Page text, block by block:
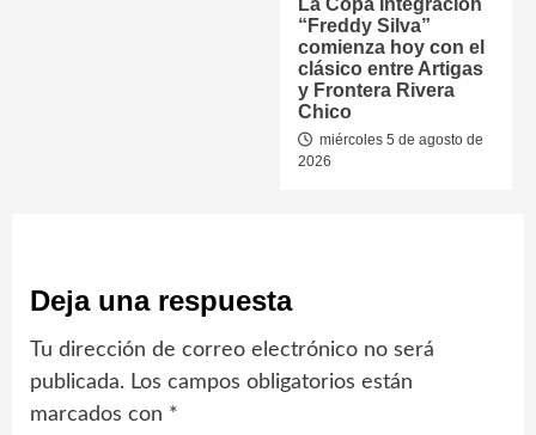
La Copa Integración
“Freddy Silva”
comienza hoy con el
clásico entre Artigas
y Frontera Rivera
Chico
miércoles 5 de agosto de
2026
Deja una respuesta
Tu dirección de correo electrónico no será
publicada. Los campos obligatorios están
marcados con *